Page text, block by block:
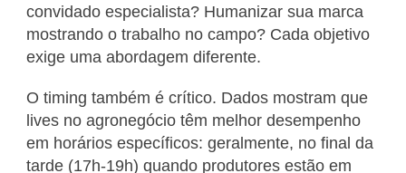
convidado especialista? Humanizar sua marca
mostrando o trabalho no campo? Cada objetivo
exige uma abordagem diferente.
O timing também é crítico. Dados mostram que
lives no agronegócio têm melhor desempenho
em horários específicos: geralmente, no final da
tarde (17h-19h) quando produtores estão em